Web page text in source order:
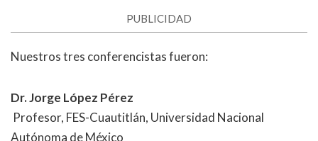
PUBLICIDAD
Nuestros tres conferencistas fueron:
Dr. Jorge López Pérez
Profesor, FES-Cuautitlán, Universidad Nacional
Autónoma de México